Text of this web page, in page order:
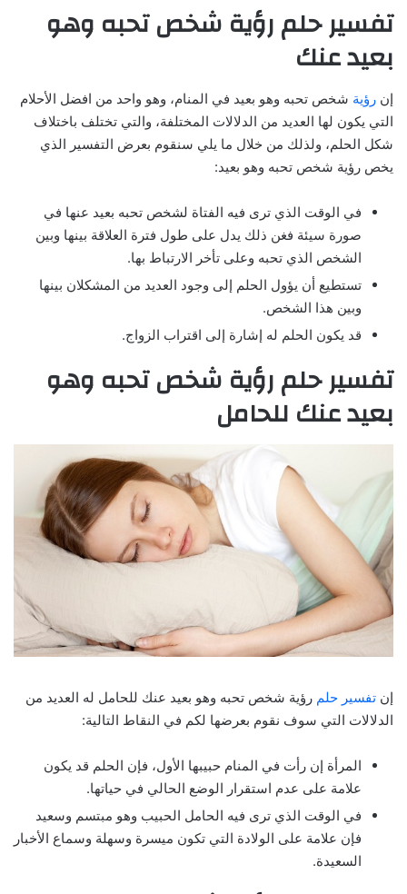
تفسير حلم رؤية شخص تحبه وهو
بعيد عنك
إن رؤية شخص تحبه وهو بعيد في المنام، وهو واحد من افضل الأحلام
التي يكون لها العديد من الدلالات المختلفة، والتي تختلف باختلاف
شكل الحلم، ولذلك من خلال ما يلي سنقوم بعرض التفسير الذي
يخص رؤية شخص تحبه وهو بعيد:
في الوقت الذي ترى فيه الفتاة لشخص تحبه بعيد عنها في
صورة سيئة فغن ذلك يدل على طول فترة العلاقة بينها وبين
الشخص الذي تحبه وعلى تأخر الارتباط بها.
تستطيع أن يؤول الحلم إلى وجود العديد من المشكلان بينها
وبين هذا الشخص.
قد يكون الحلم له إشارة إلى اقتراب الزواج.
تفسير حلم رؤية شخص تحبه وهو
بعيد عنك للحامل
إن تفسير حلم رؤية شخص تحبه وهو بعيد عنك للحامل له العديد من
الدلالات التي سوف نقوم بعرضها لكم في النقاط التالية:
المرأة إن رأت في المنام حبيبها الأول، فإن الحلم قد يكون
علامة على عدم استقرار الوضع الحالي في حياتها.
في الوقت الذي ترى فيه الحامل الحبيب وهو مبتسم وسعيد
فإن علامة على الولادة التي تكون ميسرة وسهلة وسماع الأخبار
السعيدة.